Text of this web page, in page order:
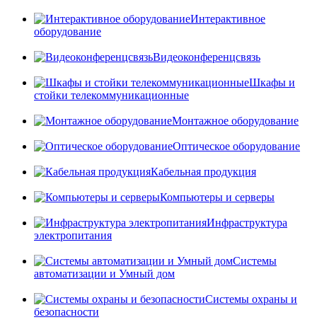
Интерактивное
оборудование
Видеоконференцсвязь
Шкафы и
стойки телекоммуникационные
Монтажное оборудование
Оптическое оборудование
Кабельная продукция
Компьютеры и серверы
Инфраструктура
электропитания
Системы
автоматизации и Умный дом
Системы охраны и
безопасности